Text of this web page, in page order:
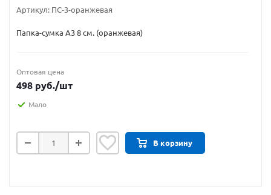
Артикул: ПС-3-оранжевая
Папка-сумка А3 8 см. (оранжевая)
Оптовая цена
498 руб./шт
Мало
В корзину